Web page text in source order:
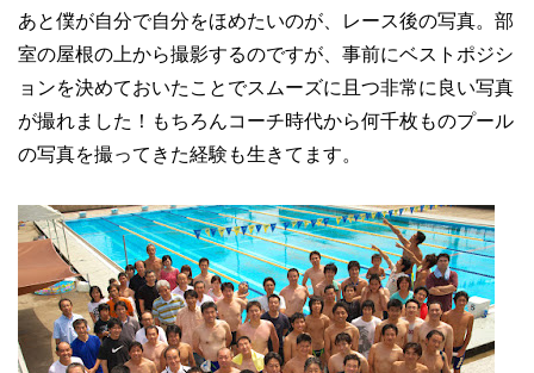
あと僕が自分で自分をほめたいのが、レース後の写真。部
室の屋根の上から撮影するのですが、事前にベストポジシ
ョンを決めておいたことでスムーズに且つ非常に良い写真
が撮れました！もちろんコーチ時代から何千枚ものプール
の写真を撮ってきた経験も生きてます。